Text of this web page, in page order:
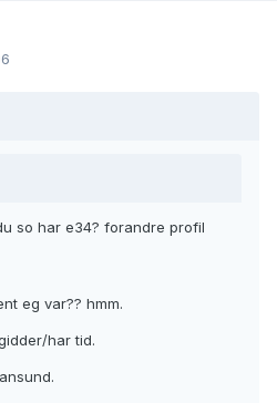
so har e34? forandre profil
eg var?? hmm.
har tid.